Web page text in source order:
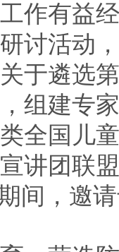
作有益
讨活动
于遴选
组建专
全国儿
讲团联
间，邀